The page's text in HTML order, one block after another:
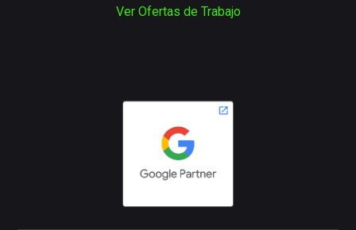
Ver Ofertas de Trabajo